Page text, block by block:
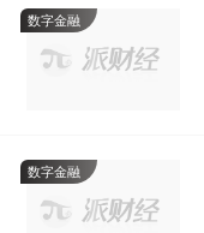
数字金融
数字金融